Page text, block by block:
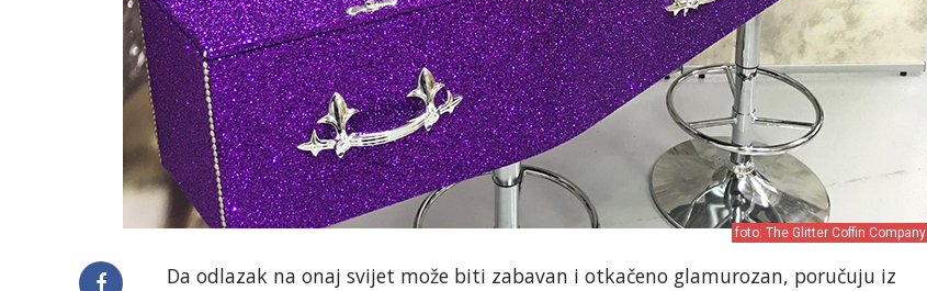
foto: The Glitter Coffin Company
Da odlazak na onaj svijet može biti zabavan i otkačeno glamurozan, poručuju iz